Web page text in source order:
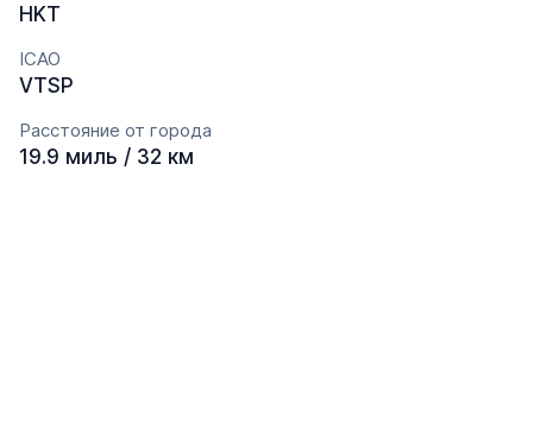
HKT
ICAO
VTSP
Расстояние от города
19.9 миль / 32 км